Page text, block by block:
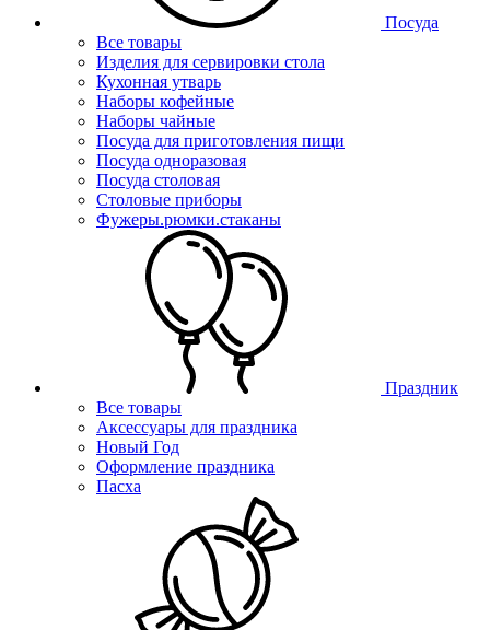
Посуда
Все товары
Изделия для сервировки стола
Кухонная утварь
Наборы кофейные
Наборы чайные
Посуда для приготовления пищи
Посуда одноразовая
Посуда столовая
Столовые приборы
Фужеры.рюмки.стаканы
Праздник
Все товары
Аксессуары для праздника
Новый Год
Оформление праздника
Пасха